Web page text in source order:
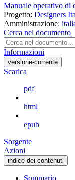
Manuale operativo di
Progetto: Designers
Amministrazione:
Cerca nel documento
Informazioni
versione-corrente
Scarica
pdf
html
epub
Sorgente
Azioni
indice dei contenuti
Sommario